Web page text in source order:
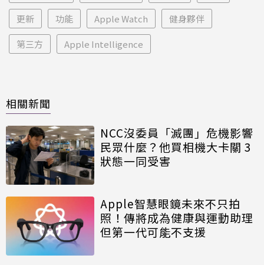
更新 功能 Apple Watch 健身夥伴
第三方 Apple Intelligence
相關新聞
NCC沒委員「滅團」危機影響
民眾什麼？他買相機大卡關 3
狀態一同受害
Apple智慧眼鏡未來不只拍
照！傳將成為健康與運動助理
但第一代可能不支援